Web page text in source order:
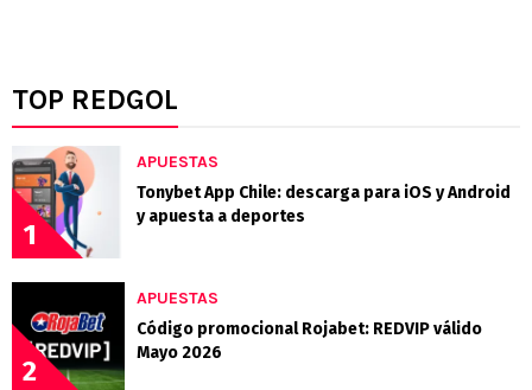
TOP REDGOL
1
APUESTAS
Tonybet App Chile: descarga para iOS y Android
y apuesta a deportes
2
APUESTAS
Código promocional Rojabet: REDVIP válido
Mayo 2026